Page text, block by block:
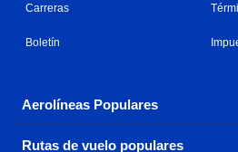
Carreras
Boletín
Aerolíneas Populares
Explora nuestras opciones de
Rutas de vuelo populares